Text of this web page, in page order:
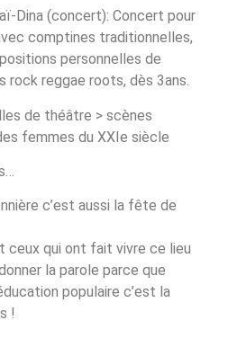
Dina (concert): Concert pour
comptines traditionnelles,
personnelles de
rock reggae roots, dès 3ans.
de théâtre > scènes
femmes du XXIe siècle
c’est aussi la fête de
ceux qui ont fait vivre ce lieu
la parole parce que
populaire c’est la
!